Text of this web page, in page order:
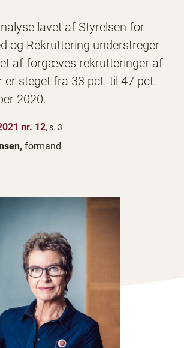
lavet af Styrelsen for
og Rekruttering understreger
af forgæves rekrutteringer af
er steget fra 33 pct. til 47 pct.
2020.
nr. 12, s. 3
formand